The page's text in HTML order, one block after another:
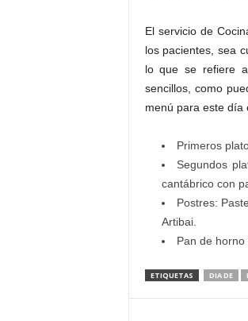
El servicio de
los pacientes, sea
lo que se refiere
sencillos, como
menú para este día
Primeros
Segundos
cantábrico con
Postres:
Artibai.
Pan de horno
ETIQUETAS DIA DE